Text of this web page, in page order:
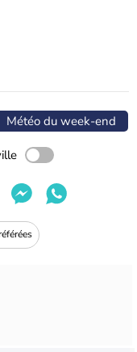
Météo du week-end